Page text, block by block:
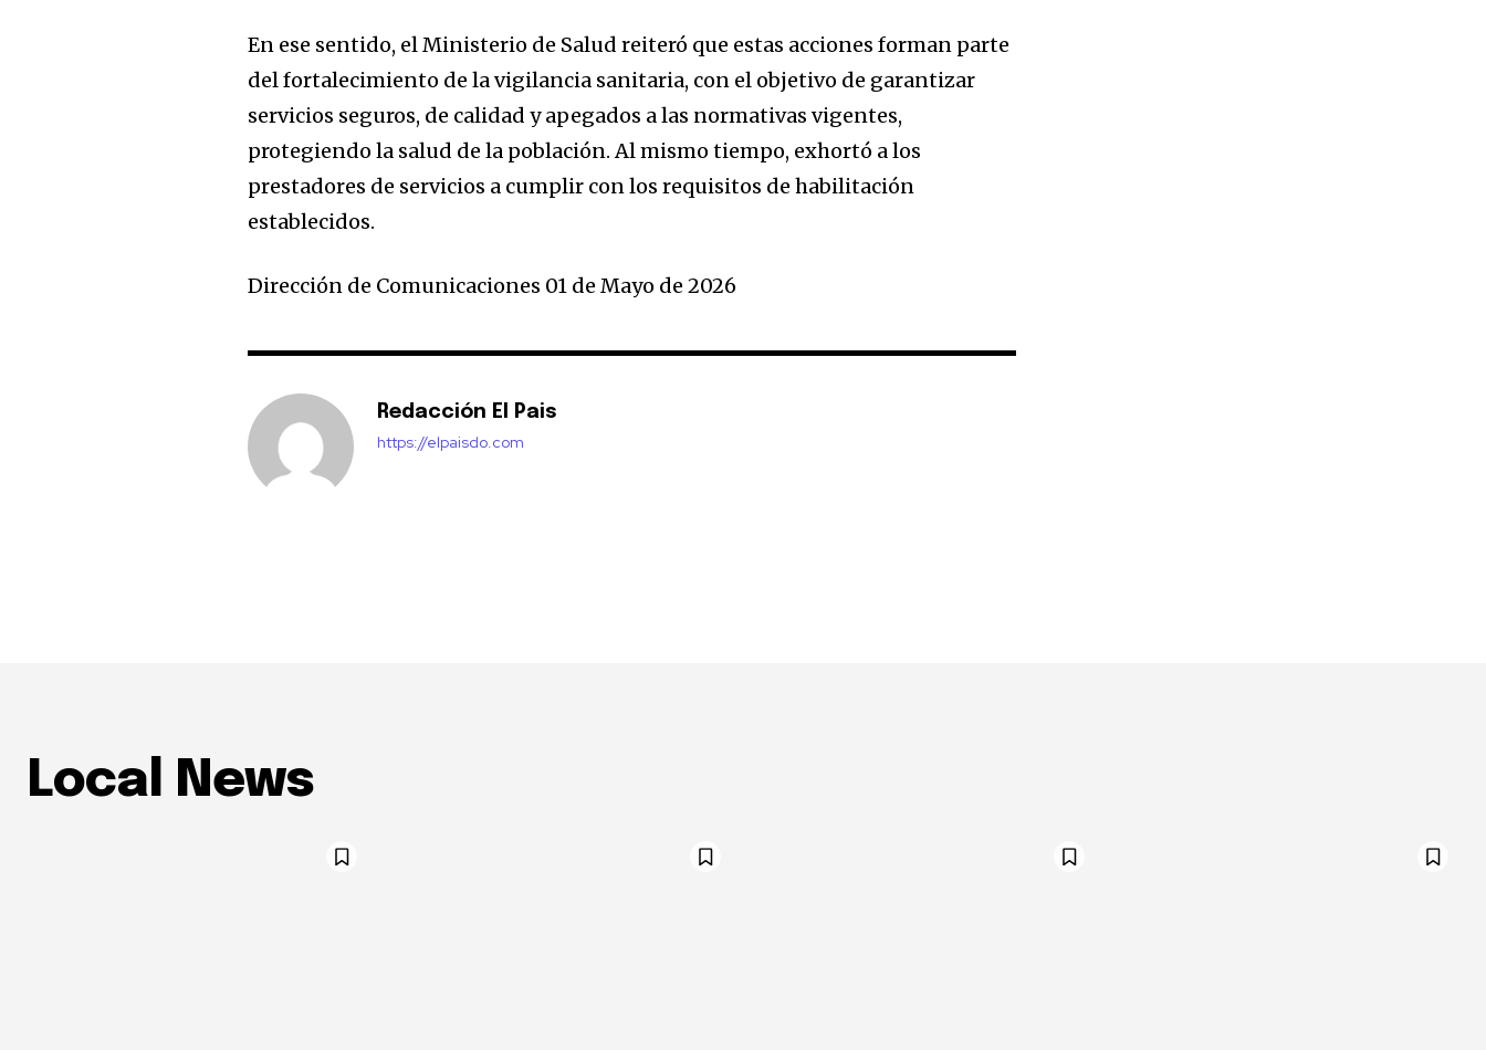
En ese sentido, el Ministerio de Salud reiteró que estas acciones forman parte
del fortalecimiento de la vigilancia sanitaria, con el objetivo de garantizar
servicios seguros, de calidad y apegados a las normativas vigentes,
protegiendo la salud de la población. Al mismo tiempo, exhortó a los
prestadores de servicios a cumplir con los requisitos de habilitación
establecidos.
Dirección de Comunicaciones 01 de Mayo de 2026
Redacción El Pais
https://elpaisdo.com
Local News